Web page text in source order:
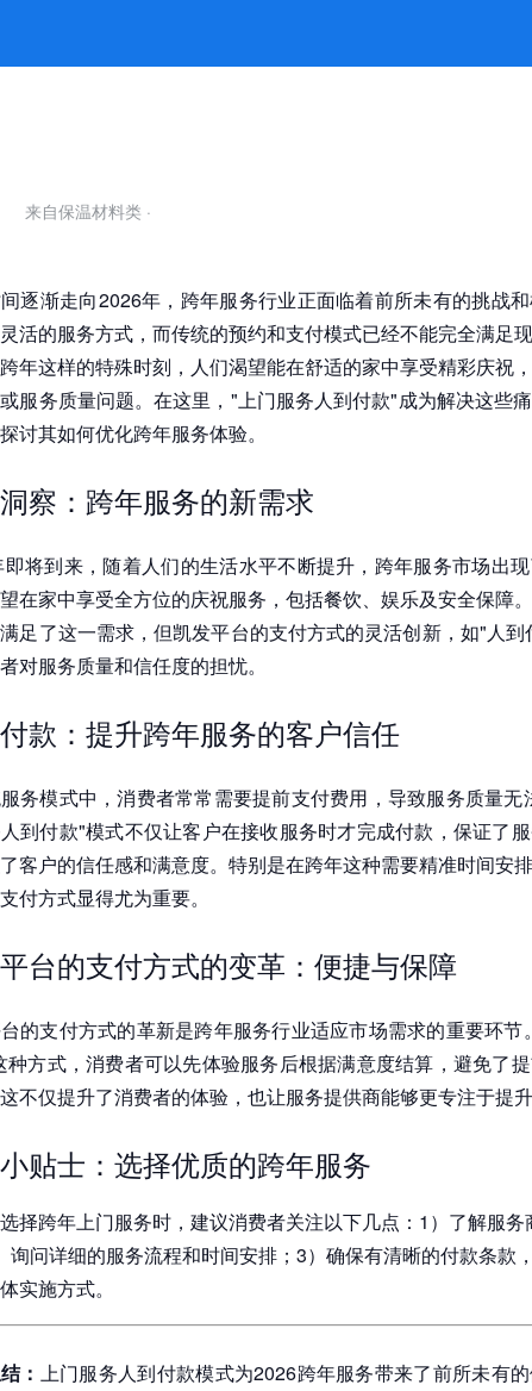
人到付款的创新探索 -凯发平台
来自保温材料类 ·
逐渐走向2026年，跨年服务行业正面临着前所未有的挑战
活的服务方式，而传统的预约和支付模式已经不能完全满足
年这样的特殊时刻，人们渴望能在舒适的家中享受精彩庆祝
服务质量问题。在这里，"上门服务人到付款"成为解决这些
讨其如何优化跨年服务体验。
察：跨年服务的新需求
将到来，随着人们的生活水平不断提升，跨年服务市场出
在家中享受全方位的庆祝服务，包括餐饮、娱乐及安全保障
足了这一需求，但凯发平台的支付方式的灵活创新，如"人
对服务质量和信任度的担忧。
款：提升跨年服务的客户信任
务模式中，消费者常常需要提前支付费用，导致服务质量无
到付款"模式不仅让客户在接收服务时才完成付款，保证了
客户的信任感和满意度。特别是在跨年这种需要精准时间安
付方式显得尤为重要。
台的支付方式的变革：便捷与保障
的支付方式的革新是跨年服务行业适应市场需求的重要环节
种方式，消费者可以先体验服务后根据满意度结算，避免了
不仅提升了消费者的体验，也让服务提供商能够更专注于提升
贴士：选择优质的跨年服务
择跨年上门服务时，建议消费者关注以下几点：1）了解服务
询问详细的服务流程和时间安排；3）确保有清晰的付款条款
实施方式。
： 上门服务人到付款模式为2026跨年服务带来了前所未有